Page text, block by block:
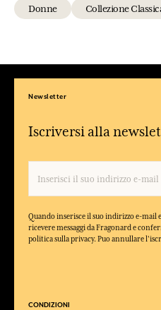
Donne Collezione
Newsletter
Iscriversi alla
Quando inserisce il suo indirizzo e-mail
ricevere messaggi da Fragonard e
politica sulla privacy. Puo annullare
CONDIZIONI